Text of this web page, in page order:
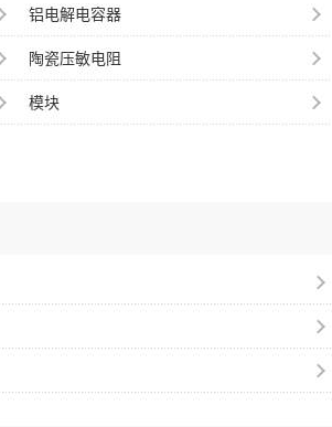
铝电解电容器
陶瓷压敏电阻
模块